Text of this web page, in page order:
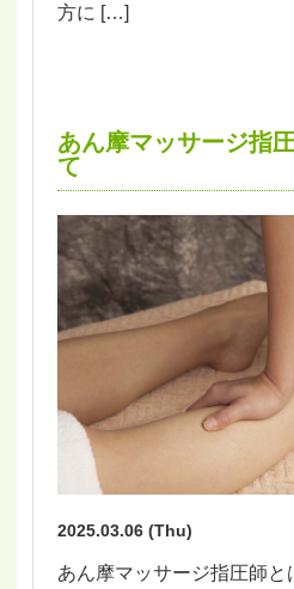
方に […]
あん摩マッサージ指
て
2025.03.06 (Thu)
あん摩マッサージ指圧師